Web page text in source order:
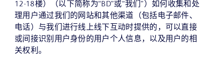
12-18楼）（以下简称为“BD”或“我们”）如何收集和处
理用户通过我们的网站和其他渠道（包括电子邮件、
电话）与我们进行线上线下互动时提供的，可以直接
或间接识别用户身份的用户个人信息，以及用户的相
关权利。